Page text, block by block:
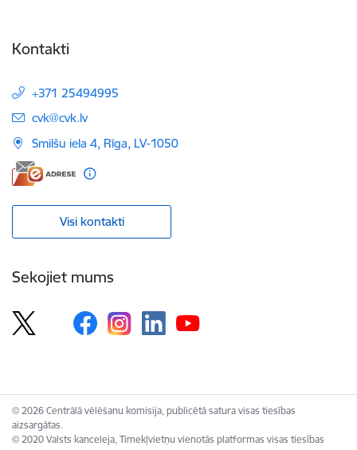
Kontakti
+371 25494995
E-pasts:
cvk@cvk.lv
Smilšu iela 4, Rīga, LV-1050
Visi kontakti
Sekojiet mums
© 2026 Centrālā vēlēšanu komisija, publicētā satura visas tiesības
aizsargātas.
© 2020 Valsts kanceleja, Tīmekļvietņu vienotās platformas visas tiesības